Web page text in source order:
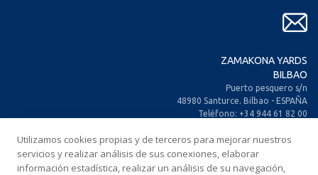
ZAMAKONA YARDS
BILBAO
Puerto pesquero s/n
48980 Santurce. Bilbao - ESPAÑA
Teléfono: +34 944 61 82 00
Fax: +34 944 61 25 80
E-mail: zamakona@zamakona.com
Utilizamos cookies propias y de terceros para mejorar nuestros
servicios y realizar análisis de sus conexiones, elaborar
información estadística, realizar un análisis de su navegación,